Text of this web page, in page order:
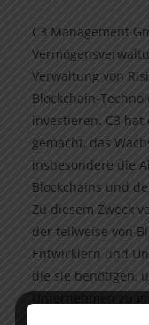
C3 Management
Verwaltung von
Blockchain-
investieren. C3
gemacht, das
insbesondere die
Blockchains und
Zu diesem Zweck
der teilweise von
Entwicklern und
die sie benötigen,